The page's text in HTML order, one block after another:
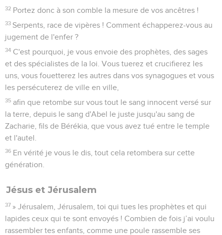
32 Portez donc à son comble la mesure de vos ancêtres !
33 Serpents, race de vipères ! Comment échapperez-vous au
jugement de l'enfer ?
34 C'est pourquoi, je vous envoie des prophètes, des sages
et des spécialistes de la loi. Vous tuerez et crucifierez les
uns, vous fouetterez les autres dans vos synagogues et vous
les persécuterez de ville en ville,
35 afin que retombe sur vous tout le sang innocent versé sur
la terre, depuis le sang d'Abel le juste jusqu'au sang de
Zacharie, fils de Bérékia, que vous avez tué entre le temple
et l'autel.
36 En vérité je vous le dis, tout cela retombera sur cette
génération.
Jésus et Jérusalem
37 » Jérusalem, Jérusalem, toi qui tues les prophètes et qui
lapides ceux qui te sont envoyés ! Combien de fois j’ai voulu
rassembler tes enfants, comme une poule rassemble ses